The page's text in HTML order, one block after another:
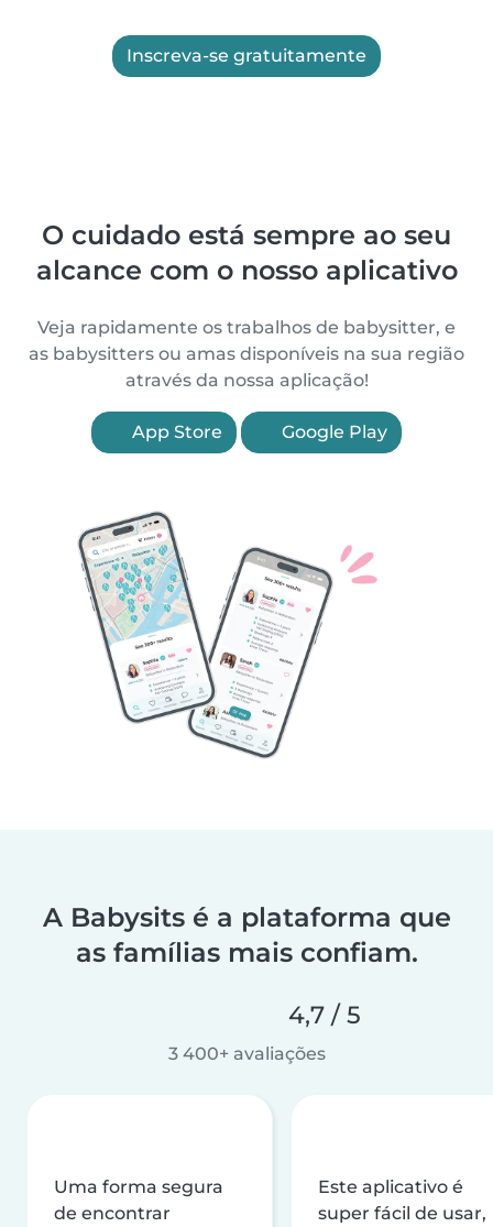
Inscreva-se gratuitamente
O cuidado está sempre ao seu
alcance com o nosso aplicativo
Veja rapidamente os trabalhos de babysitter, e
as babysitters ou amas disponíveis na sua região
através da nossa aplicação!
App Store Google Play
A Babysits é a plataforma que
as famílias mais confiam.
4,7 / 5
3 400+ avaliações
Uma forma segura
de encontrar
Este aplicativo é
super fácil de usar,